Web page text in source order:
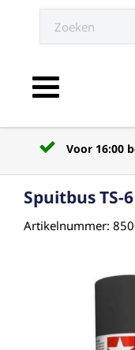
Toggle navigation
Voor 16:00
Spuitbus
Artikelnummer: